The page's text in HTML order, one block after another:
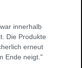
innerhalb
Die Produkte
erneut
Ende neigt."